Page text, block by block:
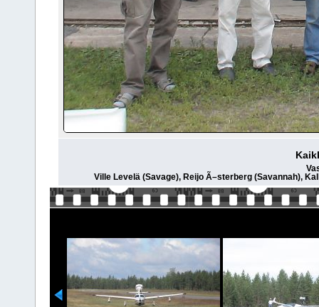
Ville Levelä (Savage), Reijo Ã–sterberg (Savannah),